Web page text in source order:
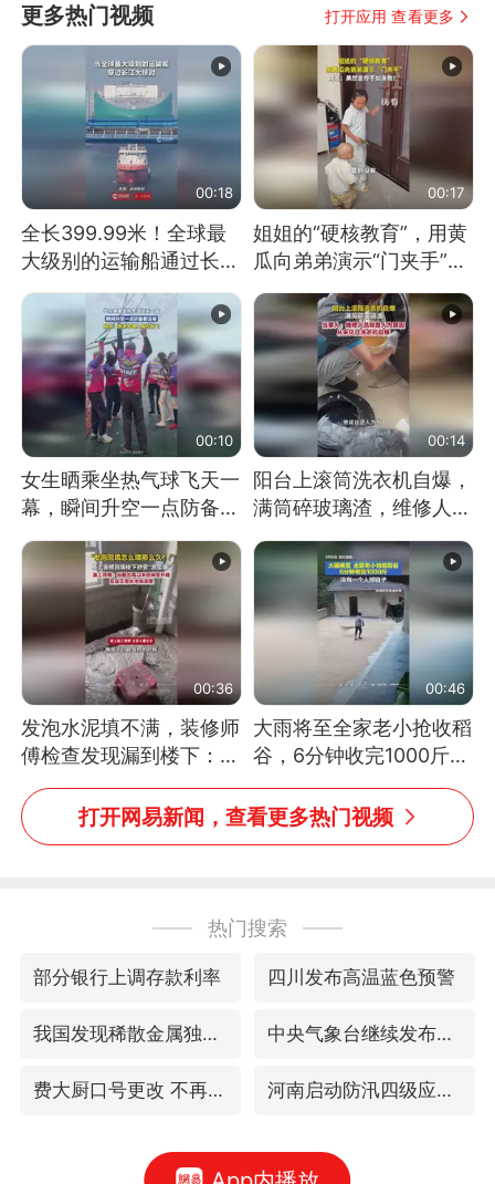
更多热门视频 打开应用 查看更多
00:18
全长399.99米！全球最
大级别的运输船通过长江
大桥这一幕，太震撼了！
00:17
姐姐的“硬核教育”，用黄
瓜向弟弟演示“门夹手”，
网友：果然言传不如身
教！
00:10
女生晒乘坐热气球飞天一
幕，瞬间升空一点防备都
没有
00:14
阳台上滚筒洗衣机自爆，
满筒碎玻璃渣，维修人员
称是人为原因，从未见过
洗衣机自爆
00:36
发泡水泥填不满，装修师
傅检查发现漏到楼下：出
风口未延伸到外墙
00:46
大雨将至全家老小抢收稻
谷，6分钟收完1000斤，
没有一个人掉链子
打开网易新闻，查看更多热门视频
热门搜索
部分银行上调存款利率 四川发布高温蓝色预警
我国发现稀散金属独立新矿物——乌斯河锗矿 中央气象台继续发布暴雨橙警
费大厨口号更改 不再宣传小炒肉大王 河南启动防汛四级应急响应